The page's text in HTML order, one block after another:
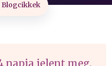
Blogcikkek
napja jelent meg,